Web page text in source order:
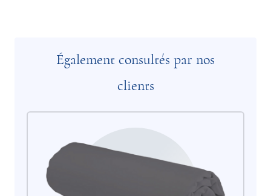
Également consultés par nos
clients